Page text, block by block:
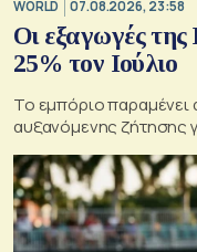
WORLD 07.08.2026, 23:58
Οι εξαγωγές
25% τον Ιούλιο
Το εμπόριο παραμένει
αυξανόμενης ζήτησης